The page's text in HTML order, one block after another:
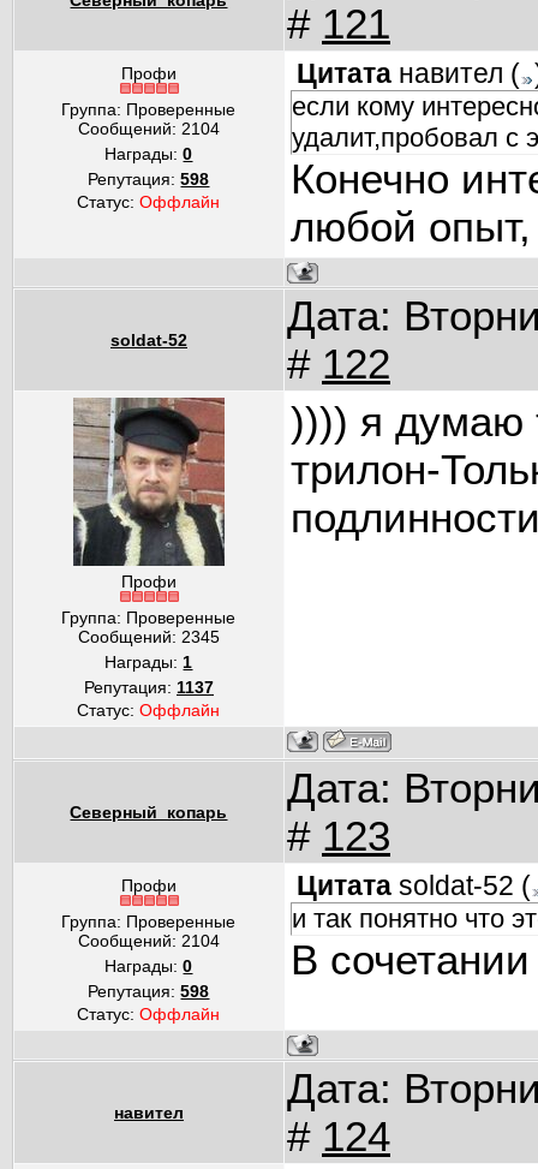
# 121
Профи
Группа: Проверенные
Сообщений: 2104
Награды:0
Репутация:598
Статус:Оффлайн
Цитата навител (
если кому
удалит,пробовал с
Конечно
любой опыт,
soldat-52
Дата:
# 122
Профи
Группа: Проверенные
Сообщений: 2345
Награды: 1
Репутация: 1137
Статус:Оффлайн
)))) я думаю
трилон-
Северный_копарь
Дата:
# 123
Профи
Группа: Проверенные
Сообщений: 2104
Награды:0
Репутация:598
Статус:Оффлайн
Цитата soldat-52 (
и так понятно что
В
навител
Дата:
# 124